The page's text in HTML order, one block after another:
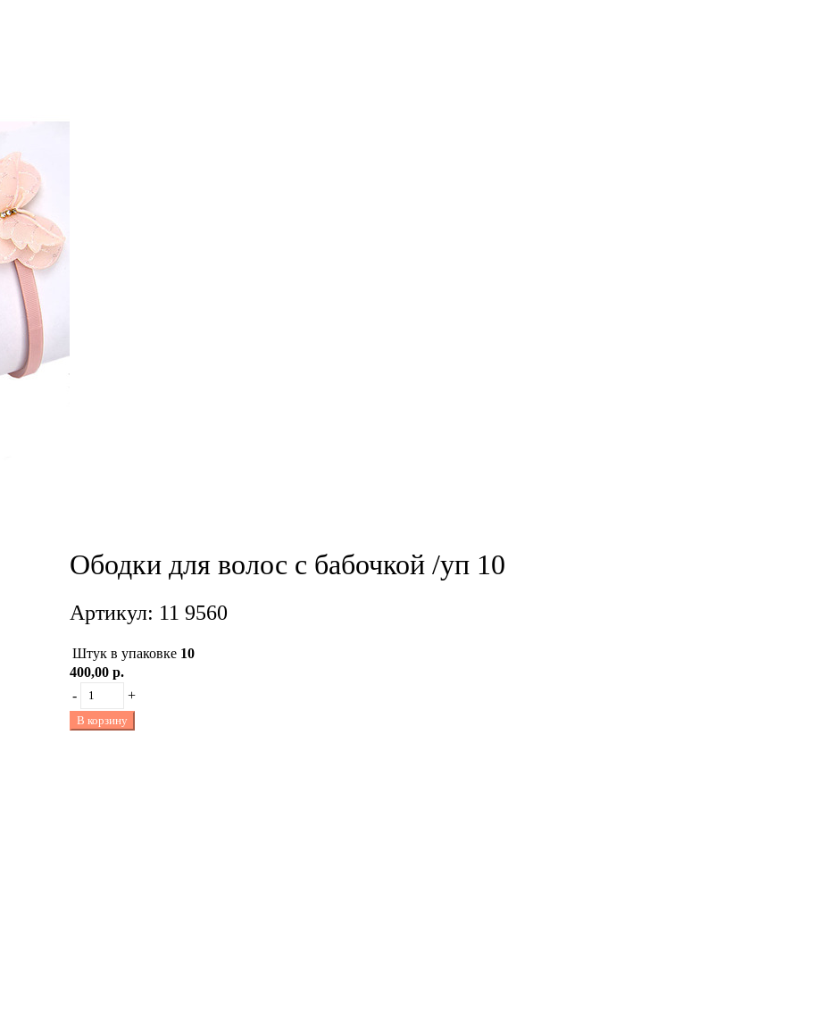
Ободки для волос с бабочкой /уп 10
Артикул: 11 9560
Штук в упаковке 10
400,00 р.
-
+
В корзину